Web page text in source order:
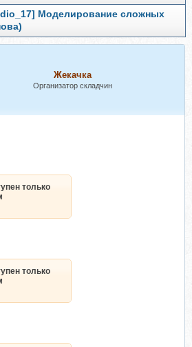
Моделирование сложных
Жекачка
Организатор складчин
только
только